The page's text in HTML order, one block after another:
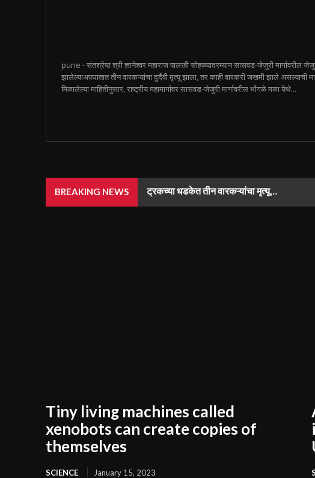
pune - संतश्रेष्ठ श्री ज्ञानेश्वर महाराज पालखी सोहळ्यादरम्यान सासवड-जेजुरी मार्गावरील
झालेल्याअपघातात तीन वारकऱ्यांचा दुर्दैवी मृत्यू झाला, तर काही वारकरी जखमी झाले असल्याची
मिळालेल्या माहितीनुसार, राष्ट्रीय महामार्गावर सासवड-जेजुरी मार्गावरील भोंगळे मळा येथे...
BREAKING NEWS ट्रकच्या धडकेत तीन वारकऱ्यांचा मृत्यू…
Tiny living machines called
xenobots can create copies of
themselves
SCIENCE January 15, 2023